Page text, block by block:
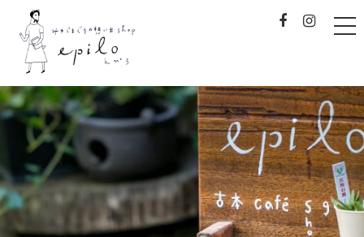
みやじまぐちの想
t
o
e
n
a
v
i
g
a
t
i
o
n